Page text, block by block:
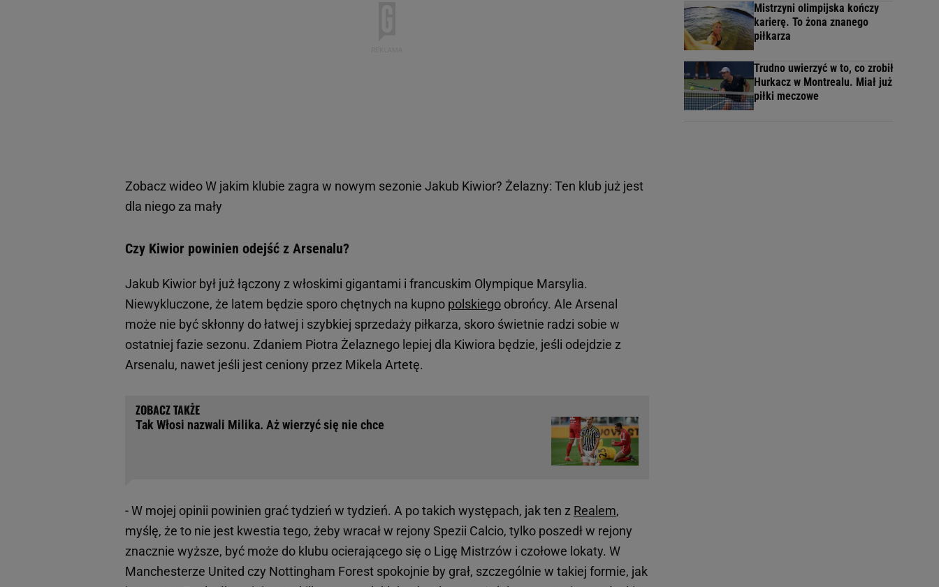
Zobacz wideoW jakim klubie zagra w nowym sezonie Jakub Kiwior? Żelazny: Ten klub już jest
dla niego za mały
Czy Kiwior powinien odejść z Arsenalu?
Jakub Kiwior był już łączony z włoskimi gigantami i francuskim Olympique Marsylia.
Niewykluczone, że latem będzie sporo chętnych na kupno polskiego obrońcy. Ale Arsenal
może nie być skłonny do łatwej i szybkiej sprzedaży piłkarza, skoro świetnie radzi sobie w
ostatniej fazie sezonu. Zdaniem Piotra Żelaznego lepiej dla Kiwiora będzie, jeśli odejdzie z
Arsenalu, nawet jeśli jest ceniony przez Mikela Artetę.
Tak Włosi nazwali Milika. Aż wierzyć się nie chce
- W mojej opinii powinien grać tydzień w tydzień. A po takich występach, jak ten z Realem,
myślę, że to nie jest kwestia tego, żeby wracał w rejony Spezii Calcio, tylko poszedł w rejony
znacznie wyższe, być może do klubu ocierającego się o Ligę Mistrzów i czołowe lokaty. W
Manchesterze United czy Nottingham Forest spokojnie by grał, szczególnie w takiej formie, jak
Mistrzyni olimpijska kończy
karierę. To żona znanego
piłkarza
Trudno uwierzyć w to, co zrobił
Hurkacz w Montrealu. Miał już
piłki meczowe